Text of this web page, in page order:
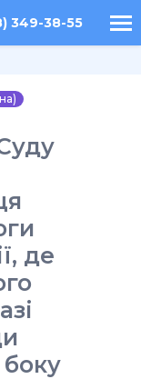
349-38-55
де
боку